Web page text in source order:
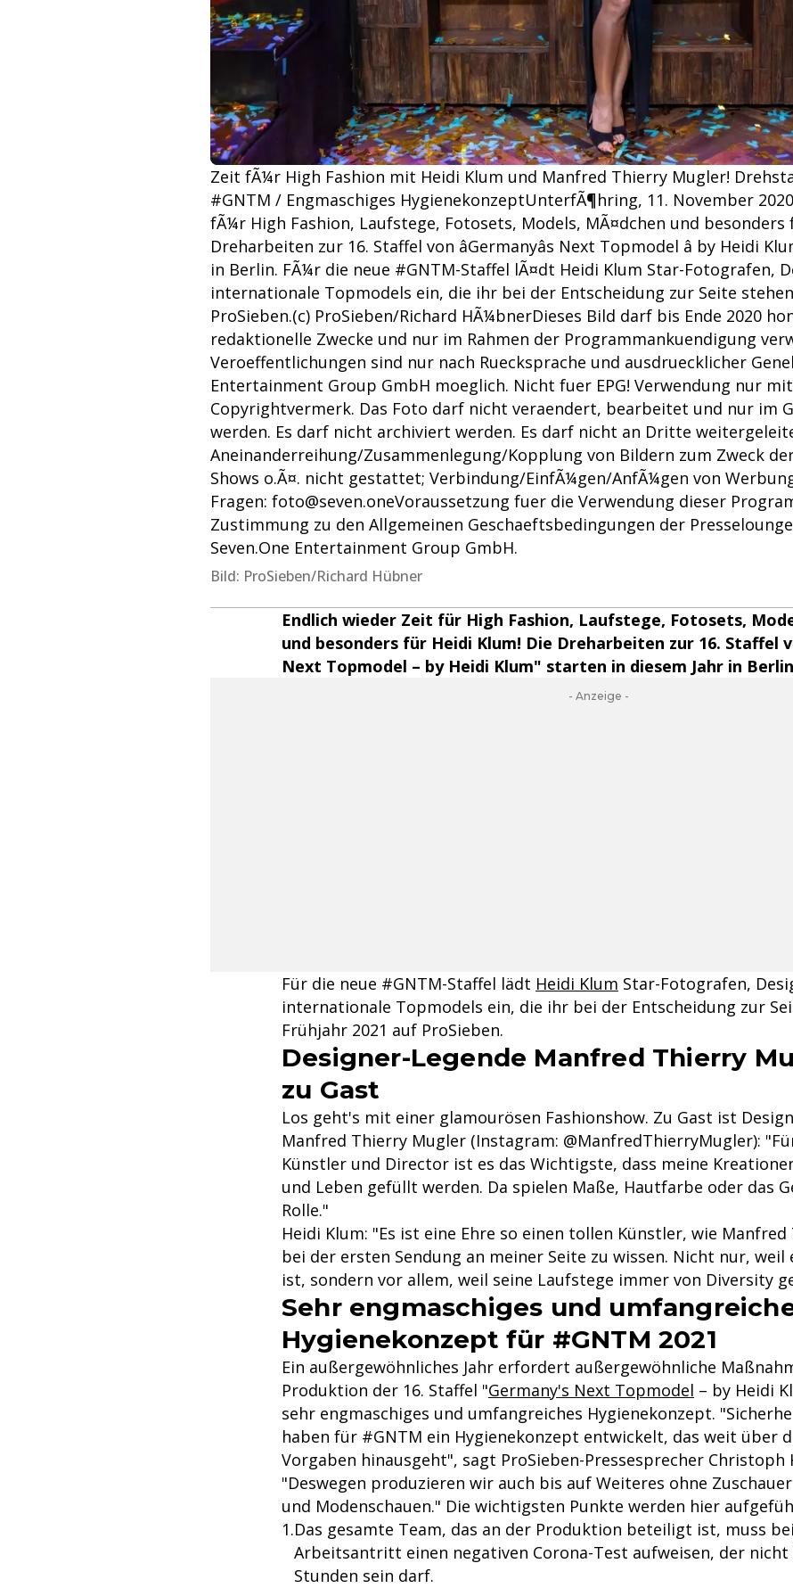
Zeit fÃ¼r High Fashion mit Heidi Klum und Manfred Thierry Mugler!
#GNTM / Engmaschiges HygienekonzeptUnterfÃ¶hring, 11. November
fÃ¼r High Fashion, Laufstege, Fotosets, Models, MÃ¤dchen und besonders
Dreharbeiten zur 16. Staffel von âGermanyâs Next Topmodel â by Heidi
in Berlin. FÃ¼r die neue #GNTM-Staffel lÃ¤dt Heidi Klum Star-Fotografen,
internationale Topmodels ein, die ihr bei der Entscheidung zur Seite
ProSieben.(c) ProSieben/Richard HÃ¼bnerDieses Bild darf bis Ende 2020
redaktionelle Zwecke und nur im Rahmen der Programmankuendigung
Veroeffentlichungen sind nur nach Ruecksprache und ausdruecklicher
Entertainment Group GmbH moeglich. Nicht fuer EPG! Verwendung nur
Copyrightvermerk. Das Foto darf nicht veraendert, bearbeitet und nur im
werden. Es darf nicht archiviert werden. Es darf nicht an Dritte
Aneinanderreihung/Zusammenlegung/Kopplung von Bildern zum Zweck
Shows o.Ã¤. nicht gestattet; Verbindung/EinfÃ¼gen/AnfÃ¼gen von
Fragen: foto@seven.oneVoraussetzung fuer die Verwendung dieser
Zustimmung zu den Allgemeinen Geschaeftsbedingungen der
Seven.One Entertainment Group GmbH.
Bild: ProSieben/Richard Hübner
Endlich wieder Zeit für High Fashion, Laufstege, Fotosets,
und besonders für Heidi Klum! Die Dreharbeiten zur 16. Staffel
Next Topmodel – by Heidi Klum" starten in diesem Jahr in
- Anzeige -
Für die neue #GNTM-Staffel lädt Heidi Klum Star-Fotografen,
internationale Topmodels ein, die ihr bei der Entscheidung zur
Frühjahr 2021 auf ProSieben.
Designer-Legende Manfred Thierry
zu Gast
Los geht's mit einer glamourösen Fashionshow. Zu Gast ist
Manfred Thierry Mugler (Instagram: @ManfredThierryMugler):
Künstler und Director ist es das Wichtigste, dass meine
und Leben gefüllt werden. Da spielen Maße, Hautfarbe oder das
Rolle."
Heidi Klum: "Es ist eine Ehre so einen tollen Künstler, wie
bei der ersten Sendung an meiner Seite zu wissen. Nicht nur, weil
ist, sondern vor allem, weil seine Laufstege immer von Diversity
Sehr engmaschiges und
Hygienekonzept für #GNTM 2021
Ein außergewöhnliches Jahr erfordert außergewöhnliche
Produktion der 16. Staffel "Germany's Next Topmodel – by Heidi
sehr engmaschiges und umfangreiches Hygienekonzept.
haben für #GNTM ein Hygienekonzept entwickelt, das weit über
Vorgaben hinausgeht", sagt ProSieben-Pressesprecher Christoph
"Deswegen produzieren wir auch bis auf Weiteres ohne
und Modenschauen." Die wichtigsten Punkte werden hier
Das gesamte Team, das an der Produktion beteiligt ist, muss
Arbeitsantritt einen negativen Corona-Test aufweisen, der nicht
Stunden sein darf.